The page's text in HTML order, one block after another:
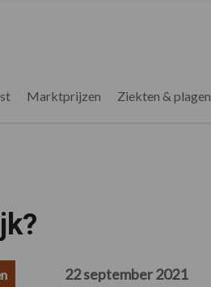
Marktprijzen Ziekten & plagen
22 september 2021